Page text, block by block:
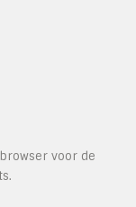
voor de